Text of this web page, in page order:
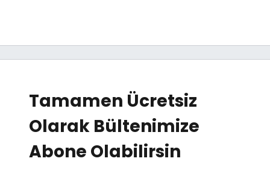
Tamamen Ücretsiz
Olarak Bültenimize
Abone Olabilirsin